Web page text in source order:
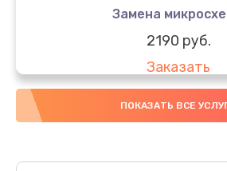
Замена
2190 руб.
Заказать
Замена передней
Заказать
ПОКАЗАТЬ ВСЕ